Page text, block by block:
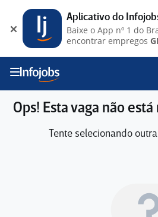
Ops! Esta vaga não
Tente selecionando
Aplicativo do
Baixe o App nº 1 do
encontrar empregos